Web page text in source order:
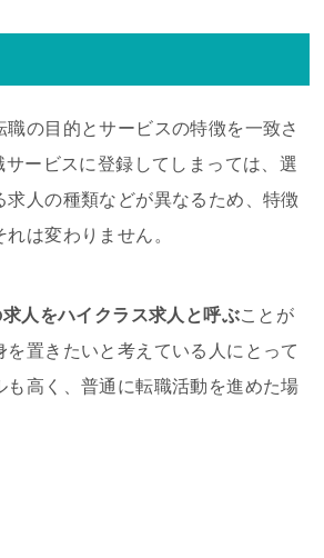
の目的とサービスの特徴を一致さ
ービスに登録してしまっては、選
人の種類などが異なるため、特徴
は変わりません。
人をハイクラス求人と呼ぶことが
置きたいと考えている人にとって
高く、普通に転職活動を進めた場